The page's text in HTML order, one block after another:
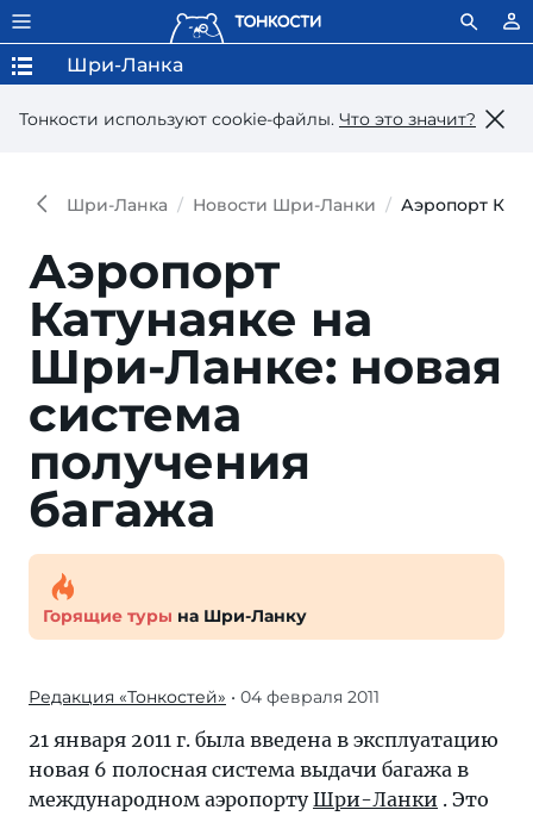
Тонкости используют сookie-файлы. Что это значит?
Шри-Ланка
Шри-Ланка Новости Шри-Ланки Аэропорт
Аэропорт
Катунаяке на
Шри-Ланке: новая
система
получения
багажа
Горящие туры на Шри-Ланку
Редакция «Тонкостей» • 04 февраля 2011
21 января 2011 г. была введена в эксплуатацию
новая 6 полосная система выдачи багажа в
международном аэропортуШри-Ланки . Это